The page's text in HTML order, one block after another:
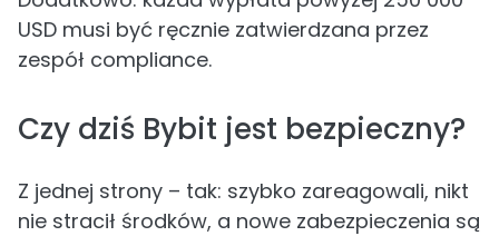
USD musi być ręcznie zatwierdzana przez
zespół compliance.
Czy dziś Bybit jest bezpieczny?
Z jednej strony – tak: szybko zareagowali, nikt
nie stracił środków, a nowe zabezpieczenia są